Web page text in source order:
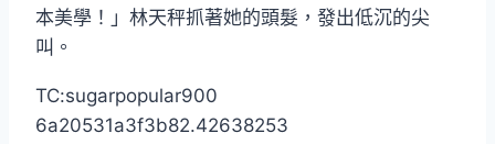
本美學！」林天秤抓著她的頭髮，發出低沉的尖
叫。
TC:sugarpopular900
6a20531a3f3b82.42638253